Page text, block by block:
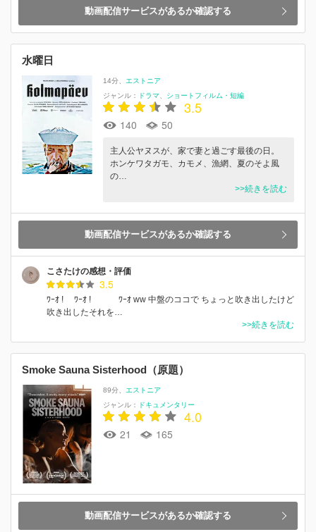
動画配信サービスがあるか確認する
水曜日
14分
エストニア
ジャンル：
ドラマ ショートフィルム・短編
3.5
140 50
主人公ヤヌスが、家で妻と過ごす最後の日。
ホンケワタガモ、カモメ、漁網、夏のそよ風
の…
>>続きを読む
動画配信サービスがあるか確認する
こさたけの感想・評価
3.5
ﾜｰｵ ! ﾜｰｵ ! ﾜｰｵ ww 中盤のココで ちょっと吹き出したけど
吹き出したそれを…
>>続きを読む
Smoke Sauna Sisterhood（原題）
89分
エストニア
ジャンル：
ドキュメンタリー
4.0
21 165
動画配信サービスがあるか確認する